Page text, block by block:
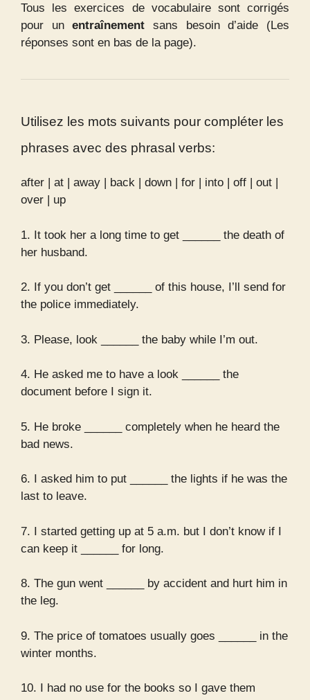
Tous les exercices de vocabulaire sont corrigés
pour unentraînement sans besoin d’aide (Les
réponses sont en bas de la page).
Utilisez les mots suivants pour compléter les
phrases avec des phrasal verbs:
after | at | away | back | down | for | into | off | out |
over | up
1. It took her a long time to get ______ the death of
her husband.
2. If you don’t get ______ of this house, I’ll send for
the police immediately.
3. Please, look ______ the baby while I’m out.
4. He asked me to have a look ______ the
document before I sign it.
5. He broke ______ completely when he heard the
bad news.
6. I asked him to put ______ the lights if he was the
last to leave.
7. I started getting up at 5 a.m. but I don’t know if I
can keep it ______ for long.
8. The gun went ______ by accident and hurt him in
the leg.
9. The price of tomatoes usually goes ______ in the
winter months.
10. I had no use for the books so I gave them